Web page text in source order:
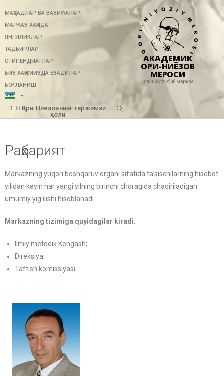
МАҚСАДЛАР ВА ВАЗИФАЛАР
МАРКАЗ ХАҚИДА
ЯНГИЛИКЛАР
ТАДБИРЛАР
СТИПЕНДИАТЛАР
БИЗ ХАҚИМИЗДА ЁЗАДИЛАР
БОҒЛАНИШ
АКАДЕМИК
ҚОРИ-НИЁЗОВ
МЕРОСИ
илмий-услубий марказ
Т.Н.Қори-Ниёзовнинг таржимаи
ҳоли
Раҳбарият
Markazning yuqori boshqaruv organi sifatida ta’sischilarning hisobot
yilidan keyin har yangi yilning birinchi choragida chaqiriladigan
umumiy yig‘ilishi hisoblanadi.
Markazning tizimiga quyidagilar kiradi.
Ilmiy metodik Kengash;
Direksiya;
Taftish komissiyasi.